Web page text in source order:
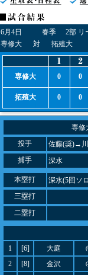
6月4日 春季
2部 リ
専修大
対 拓殖大
専修大 0 0
拓殖大 0 0
専修
投手
佐藤(奨)→
捕手
深水
本塁打
深水(5回ソ
三塁打
二塁打
1 [6] 大庭
2 [8] 金沢